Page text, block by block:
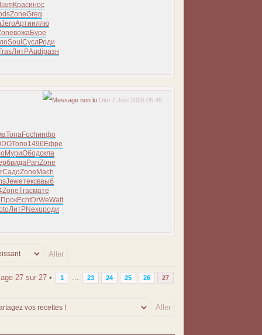
Красинос
ZoneGreg
JeroАртииллю
вожаБуре
Soul СуслРоди
ЛитРAudiразн
Dim 7 Juin 2026 05:45
ТопаFochинфо
Топо1496 Ефре
МуриОбодскла
видаPariZone
СадоZone Mach
Jeweтексваыб
ZoneTracмате
ПрокEchtDrWeWalt
ЛитРNexuроди
27sur 27• 1 ... 23 24 25 26 27